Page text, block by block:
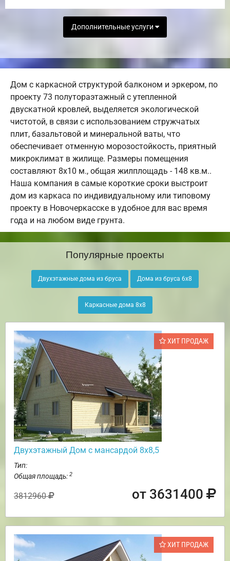
Дополнительные услуги
Дом с каркасной структурой балконом и эркером, по
проекту 73 полутораэтажный с утепленной
двускатной кровлей, выделяется экологической
чистотой, в связи с использованием стружчатых
плит, базальтовой и минеральной ваты, что
обеспечивает отменную морозостойкость, приятный
микроклимат в жилище. Размеры помещения
составляют 8х10 м., общая жилплощадь - 148 кв.м..
Наша компания в самые короткие сроки выстроит
дом из каркаса по индивидуальному или типовому
проекту в Новочеркасске в удобное для вас время
года и на любом виде грунта.
Популярные проекты
Двухэтажные дома из бруса Дома из бруса 6х8
Каркасные дома 8х8
ХИТ ПРОДАЖ
Двухэтажный Дом с мансардой 8х8,5
Тип:
Общая площадь: 2
3812960 от 3631400
ХИТ ПРОДАЖ